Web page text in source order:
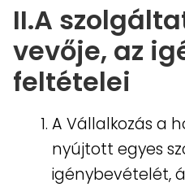
II.A
vevője, az
feltételei
A Vállalkozás a
nyújtott egyes
igénybevételét,